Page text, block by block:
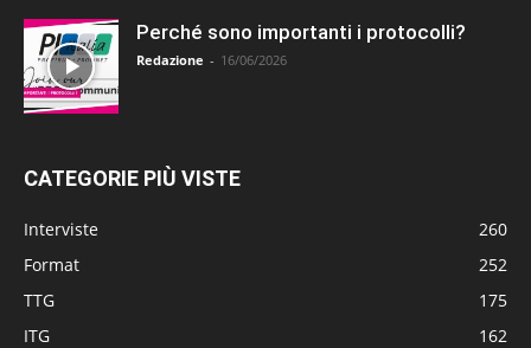
Perché sono importanti i protocolli?
Redazione - 16/06/2026
CATEGORIE PIÙ VISTE
Interviste
260
Format
252
TTG
175
ITG
162